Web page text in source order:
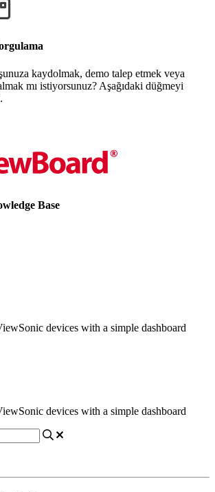
kaydolmak, demo talep etmek veya
mı istiyorsunuz? Aşağıdaki düğmeyi
Base
devices with a simple dashboard
devices with a simple dashboard